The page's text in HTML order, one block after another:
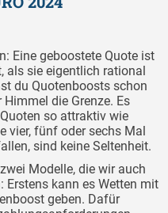
Eine geboostete Quote ist
als sie eigentlich rational
du Quotenboosts schon
die Grenze. Es
so attraktiv wie
vier, fünf oder sechs Mal
sind keine Seltenheit.
Modelle, die wir auch
Erstens kann es Wetten mit
geben. Dafür